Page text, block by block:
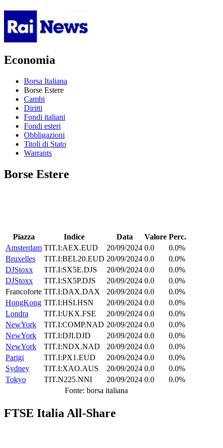
Economia
Borsa Italiana
Borse Estere
Cambi
Diritti
Fondi italiani
Fondi esteri
Obbligazioni
Titoli di Stato
Warrants
Borse Estere
Piazza Indice Data Valore Perc.
Amsterdam TIT.I:AEX.EUD 20/09/2024 0.0
0.0%
Bruxelles
TIT.I:BEL20.EUD 20/09/2024 0.0
0.0%
DJStoxx
TIT.I:SX5E.DJS 20/09/2024 0.0
0.0%
DJStoxx
TIT.I:SX5P.DJS 20/09/2024 0.0
0.0%
Francoforte TIT.I:DAX.DAX 20/09/2024 0.0
0.0%
HongKong TIT.I:HSI.HSN 20/09/2024 0.0
0.0%
Londra
TIT.I:UKX.FSE 20/09/2024 0.0
0.0%
NewYork
TIT.I:COMP.NAD 20/09/2024 0.0
0.0%
NewYork
TIT.I:DJI.DJD 20/09/2024 0.0
0.0%
NewYork
TIT.I:NDX.NAD 20/09/2024 0.0
0.0%
Parigi
TIT.I:PX1.EUD 20/09/2024 0.0
0.0%
Sydney
TIT.I:XAO.AUS 20/09/2024 0.0
0.0%
Tokyo
TIT.N225.NNI 20/09/2024 0.0
0.0%
Fonte: borsa italiana
FTSE Italia All-Share